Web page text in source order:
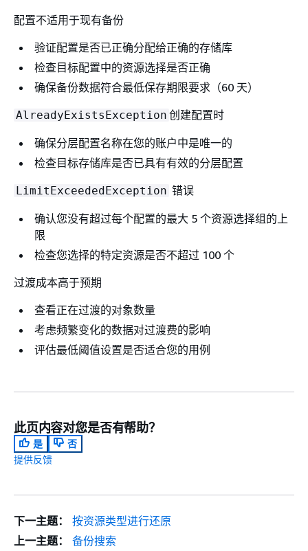
配置不适用于现有备份
验证配置是否已正确分配给正确的存储库
检查目标配置中的资源选择是否正确
确保备份数据符合最低保存期限要求（60 天）
AlreadyExistsException 创建配置时
确保分层配置名称在您的账户中是唯一的
检查目标存储库是否已具有有效的分层配置
LimitExceededException 错误
确认您没有超过每个配置的最大 5 个资源选择组的上
限
检查您选择的特定资源是否不超过 100 个
过渡成本高于预期
查看正在过渡的对象数量
考虑频繁变化的数据对过渡费的影响
评估最低阈值设置是否适合您的用例
此页内容对您是否有帮助？
是
否
提供反馈
下一主题：
按资源类型进行还原
上一主题：
备份搜索